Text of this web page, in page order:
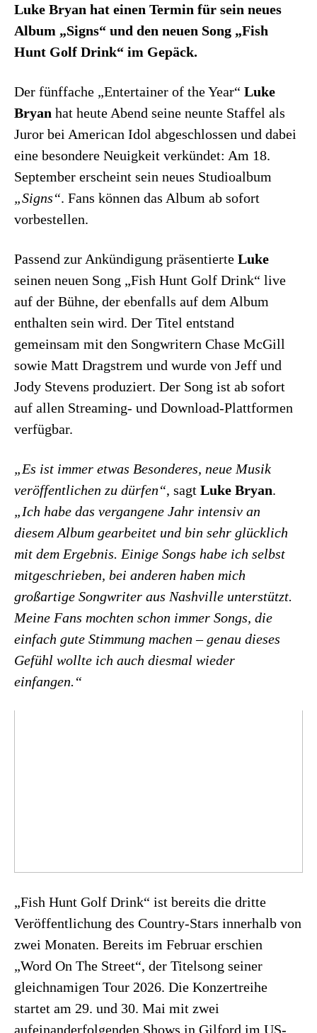
Luke Bryan hat einen Termin für sein neues
Album „Signs“ und den neuen Song „Fish
Hunt Golf Drink“ im Gepäck.
Der fünffache „Entertainer of the Year“ Luke
Bryan hat heute Abend seine neunte Staffel als
Juror bei American Idol abgeschlossen und dabei
eine besondere Neuigkeit verkündet: Am 18.
September erscheint sein neues Studioalbum
„Signs“. Fans können das Album ab sofort
vorbestellen.
Passend zur Ankündigung präsentierte Luke
seinen neuen Song „Fish Hunt Golf Drink“ live
auf der Bühne, der ebenfalls auf dem Album
enthalten sein wird. Der Titel entstand
gemeinsam mit den Songwritern Chase McGill
sowie Matt Dragstrem und wurde von Jeff und
Jody Stevens produziert. Der Song ist ab sofort
auf allen Streaming- und Download-Plattformen
verfügbar.
„Es ist immer etwas Besonderes, neue Musik
veröffentlichen zu dürfen“, sagt Luke Bryan.
„Ich habe das vergangene Jahr intensiv an
diesem Album gearbeitet und bin sehr glücklich
mit dem Ergebnis. Einige Songs habe ich selbst
mitgeschrieben, bei anderen haben mich
großartige Songwriter aus Nashville unterstützt.
Meine Fans mochten schon immer Songs, die
einfach gute Stimmung machen – genau dieses
Gefühl wollte ich auch diesmal wieder
einfangen.“
„Fish Hunt Golf Drink“ ist bereits die dritte
Veröffentlichung des Country-Stars innerhalb von
zwei Monaten. Bereits im Februar erschien
„Word On The Street“, der Titelsong seiner
gleichnamigen Tour 2026. Die Konzertreihe
startet am 29. und 30. Mai mit zwei
aufeinanderfolgenden Shows in Gilford im US-